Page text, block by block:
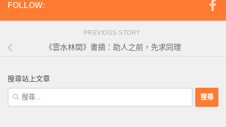
FOLLOW:
PREVIOUS STORY
《雲水林間》書摘：助人之前，先求同理
搜尋站上文章
搜
尋